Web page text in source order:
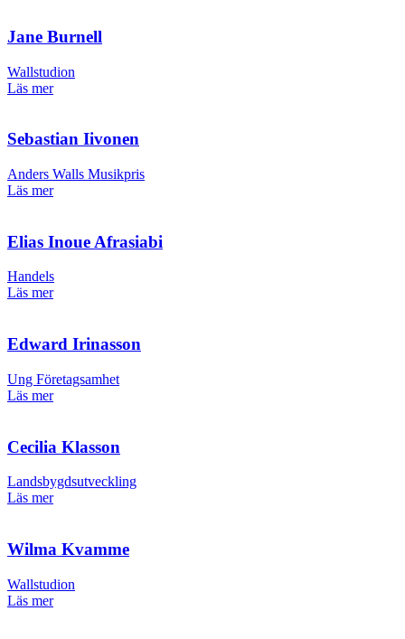
Jane Burnell
Wallstudion
Läs mer
Sebastian Iivonen
Anders Walls Musikpris
Läs mer
Elias Inoue Afrasiabi
Handels
Läs mer
Edward Irinasson
Ung Företagsamhet
Läs mer
Cecilia Klasson
Landsbygdsutveckling
Läs mer
Wilma Kvamme
Wallstudion
Läs mer